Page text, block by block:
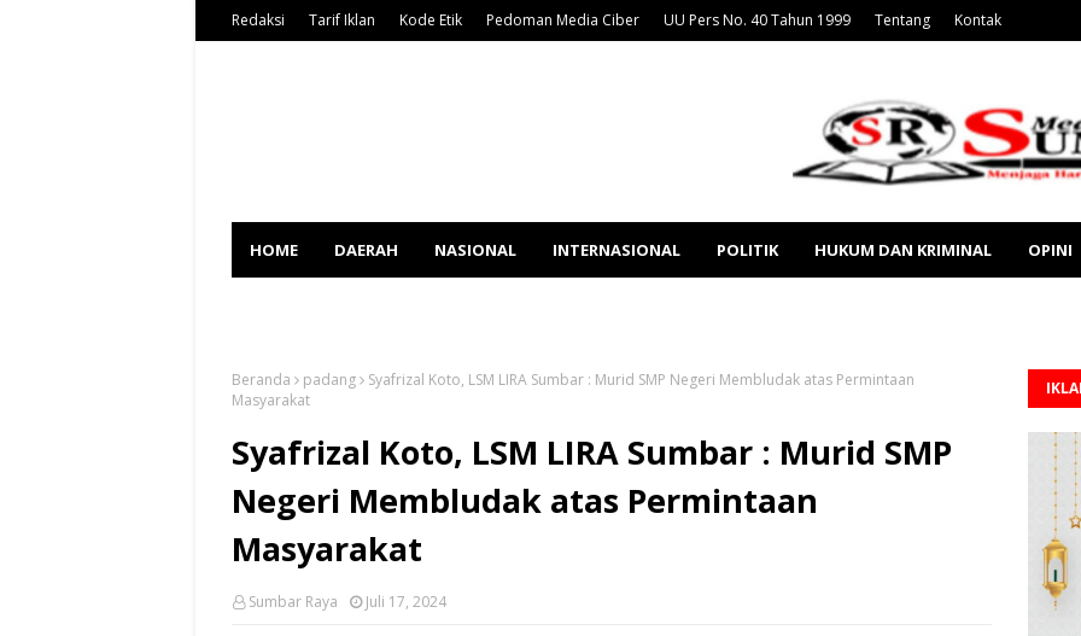
Redaksi Tarif Iklan Kode Etik Pedoman Media Ciber UU Pers No. 40 Tahun 1999 Tentang Kontak
HOME DAERAH NASIONAL INTERNASIONAL POLITIK HUKUM DAN KRIMINAL OPINI
Beranda padang
Syafrizal Koto, LSM LIRA Sumbar : Murid SMP Negeri Membludak atas Permintaan
Masyarakat
Syafrizal Koto, LSM LIRA Sumbar : Murid SMP
Negeri Membludak atas Permintaan
Masyarakat
Sumbar Raya Juli 17, 2024